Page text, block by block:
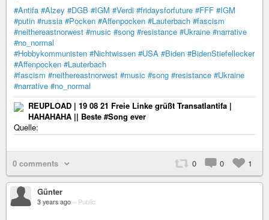
#Antifa #Alzey #DGB #IGM #Verdi #fridaysforfuture #FFF #IGM
#putin #russia #Pocken #Affenpocken #Lauterbach #fascism
#neithereastnorwest #music #song #resistance #Ukraine #narrative
#no_normal
#Hobbykommunisten #Nichtwissen #USA #Biden #BidenStiefellecker
#Affenpocken #Lauterbach
#fascism #neithereastnorwest #music #song #resistance #Ukraine
#narrative #no_normal
REUPLOAD | 19 08 21 Freie Linke grüßt Transatlantifa |
HAHAHAHA || Beste #Song ever
Quelle:
0 comments 0 0 1
Günter
3 years ago – Public